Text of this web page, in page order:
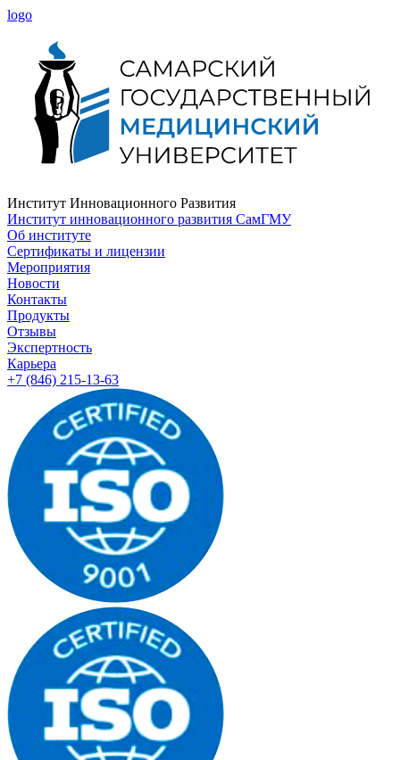
logo
Институт Инновационного Развития
Институт инновационного развития СамГМУ
Об институте
Сертификаты и лицензии
Мероприятия
Новости
Контакты
Продукты
Отзывы
Экспертность
Карьера
+7 (846) 215-13-63